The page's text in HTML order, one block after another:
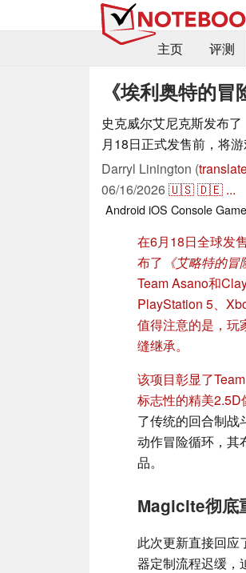
主页
评测
《埃利奥特的
史克威尔艾尼克斯发布
月18日正式发售前，将
Darryl Linington (
06/16/2026🇺🇸🇩🇪 ...
AndroidiOS Console
在6月18日全球发
布了 《艾略特的冒
Team Asano和
PlayStation 5、
值得注意的是，玩
缝继承。
该项目彰显了
标志性的精美2.5D
了传统的回合制战
动作冒险循环，其
品。
Magicite彻底
此次更新直接回应
器定制流程迟缓，